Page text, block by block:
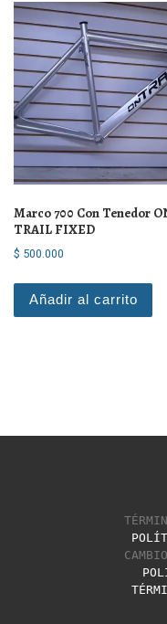
Marco 700 Con Tenedor
TRAIL FIXED
$ 500.000
Añadir al carrito